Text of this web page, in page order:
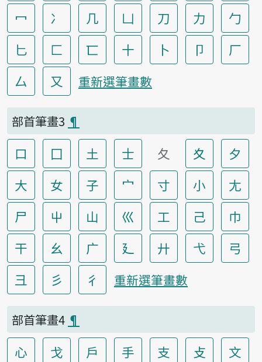
冖
冫 几 凵 刀 力
勹
匕
匚 匸 十 卜 卩
厂
厶
又 重新選筆畫數
部首筆畫3 ¶
口 囗 土 士 夂 夊
夕
大
女 子 宀 寸 小
尢
尸
屮 山 巛 工 己
巾
干
幺 广 廴 廾 弋
弓
彐
彡 彳 重新選筆畫數
部首筆畫4 ¶
心 戈 戶 手 支 攴
文